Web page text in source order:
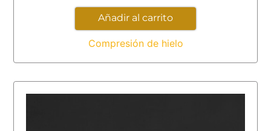
Añadir al carrito
Compresión de hielo